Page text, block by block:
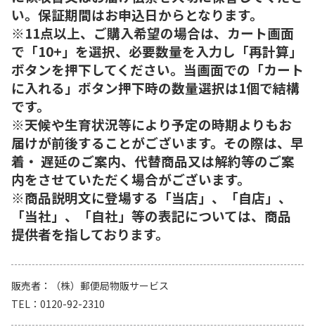
い。保証期間はお申込日からとなります。
※11点以上、ご購入希望の場合は、カート画面
で「10+」を選択、必要数量を入力し「再計算」
ボタンを押下してください。当画面での「カート
に入れる」ボタン押下時の数量選択は1個で結構
です。
※天候や生育状況等により予定の時期よりもお
届けが前後することがございます。その際は、早
着・ 遅延のご案内、代替商品又は解約等のご案
内をさせていただく場合がございます。
※商品説明文に登場する「当店」、「自店」、
「当社」、「自社」等の表記については、商品
提供者を指しております。
販売者
（株）郵便局物販サービス
TEL
0120-92-2310